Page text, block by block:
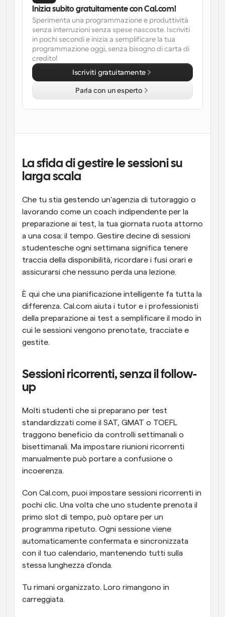
Programmazione potenziata con chiamate
supportate dall'IA
Flussi di lavoro
Automatizzare la pianificazione e i promemoria
Blog
Rimani aggiornato con le ultime notizie e aggiornamenti
Riunioni Instantanee
Incontrare i clienti in pochi minuti
Prenota senza sforzo riunioni con più persone
Webhook
Ricevi una notifica quando succede qualcosa
La sfida di gestire le sessioni su
larga scala
Che tu stia gestendo un'agenzia di tutoraggio o
lavorando come un coach indipendente per la
preparazione ai test, la tua giornata ruota attorno
a una cosa: il tempo. Gestire decine di sessioni
studentesche ogni settimana significa tenere
traccia della disponibilità, ricordare i fusi orari e
assicurarsi che nessuno perda una lezione.
È qui che una pianificazione intelligente fa tutta la
differenza. Cal.com aiuta i tutor e i professionisti
della preparazione ai test a semplificare il modo in
cui le sessioni vengono prenotate, tracciate e
gestite.
Sessioni ricorrenti, senza il follow-
up
Molti studenti che si preparano per test
standardizzati come il SAT, GMAT o TOEFL
traggono beneficio da controlli settimanali o
bisettimanali. Ma impostare riunioni ricorrenti
manualmente può portare a confusione o
incoerenza.
Con Cal.com, puoi impostare sessioni ricorrenti in
pochi clic. Una volta che uno studente prenota il
primo slot di tempo, può optare per un
programma ripetuto. Ogni sessione viene
automaticamente confermata e sincronizzata
con il tuo calendario, mantenendo tutti sulla
stessa lunghezza d'onda.
Tu rimani organizzato. Loro rimangono in
carreggiata.
Inizia subito gratuitamente con Cal.com!
Sperimenta una programmazione e produttività
senza interruzioni senza spese nascoste. Iscriviti
in pochi secondi e inizia a semplificare la tua
programmazione oggi, senza bisogno di carta di
credito!
Iscriviti gratuitamente
Parla con un esperto